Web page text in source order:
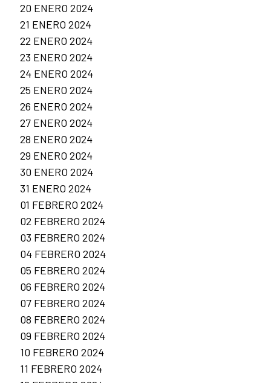
20 ENERO 2024
21 ENERO 2024
22 ENERO 2024
23 ENERO 2024
24 ENERO 2024
25 ENERO 2024
26 ENERO 2024
27 ENERO 2024
28 ENERO 2024
29 ENERO 2024
30 ENERO 2024
31 ENERO 2024
01 FEBRERO 2024
02 FEBRERO 2024
03 FEBRERO 2024
04 FEBRERO 2024
05 FEBRERO 2024
06 FEBRERO 2024
07 FEBRERO 2024
08 FEBRERO 2024
09 FEBRERO 2024
10 FEBRERO 2024
11 FEBRERO 2024